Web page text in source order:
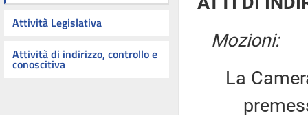
Attività Legislativa
Attività di indirizzo, controllo e
conoscitiva
Mozioni:
La